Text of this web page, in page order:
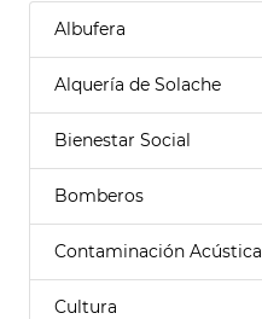
Albufera
Alquería de Solache
Bienestar Social
Bomberos
Contaminación Acústica
Cultura